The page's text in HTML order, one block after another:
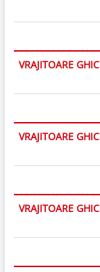
VRAJITOARE
VRAJITOARE
VRAJITOARE